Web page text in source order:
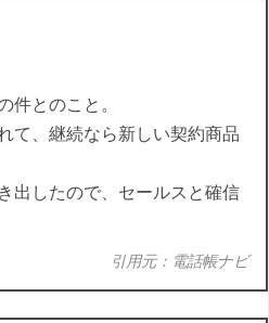
件とのこと。
て、継続なら新しい契約商品
出したので、セールスと確信
引用元：電話帳ナビ